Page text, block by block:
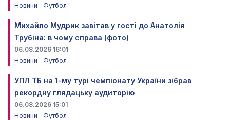
Новини Футбол
Михайло Мудрик завітав у гості до Анатолія
Трубіна: в чому справа (фото)
06.08.2026 16:01
Новини
Футбол
УПЛ ТБ на 1-му турі чемпіонату України зібрав
рекордну глядацьку аудиторію
06.08.2026 15:01
Новини
Футбол